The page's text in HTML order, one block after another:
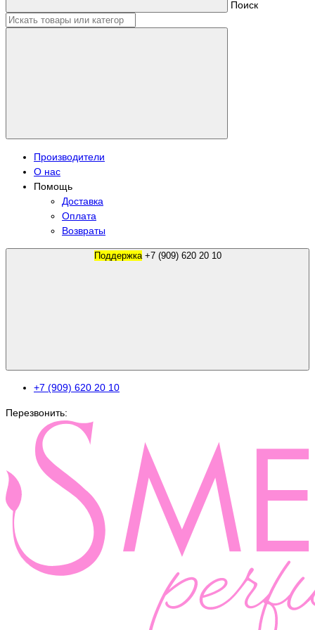
Поиск
Производители
О нас
Помощь
Доставка
Оплата
Возвраты
Поддержка +7 (909) 620 20 10
+7 (909) 620 20 10
Перезвонить: